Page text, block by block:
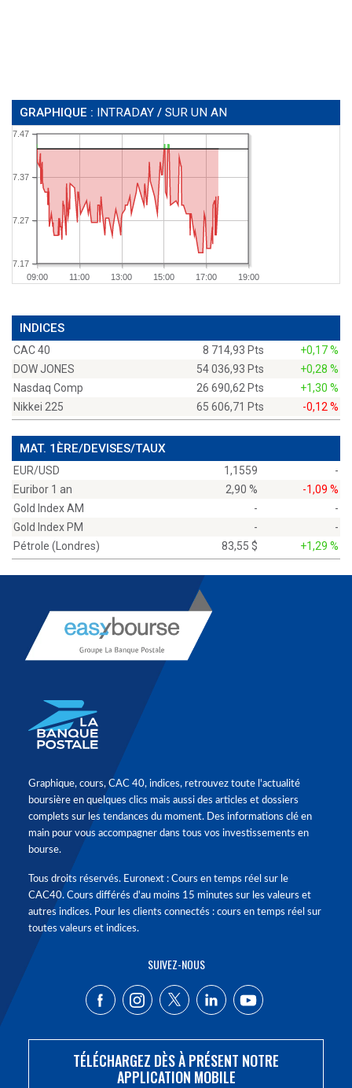
GRAPHIQUE : INTRADAY / SUR UN AN
09:00 11:00 13:00 15:00 17:00 19:00
7.17
7.27
7.37
7.47
INDICES
CAC 40 8 714,93 Pts
+0,17 %
DOW JONES
54 036,93 Pts
+0,28 %
Nasdaq Comp
26 690,62 Pts
+1,30 %
Nikkei 225
65 606,71 Pts -0,12 %
MAT. 1ÈRE/DEVISES/TAUX
EUR/USD 1,1559
-
Euribor 1 an
2,90 %
-1,09 %
Gold Index AM
-
-
Gold Index PM
-
-
Pétrole (Londres)
83,55 $ +1,29 %
Graphique, cours, CAC 40, indices, retrouvez toute l'actualité
boursière en quelques clics mais aussi des articles et dossiers
complets sur les tendances du moment. Des informations clé en
main pour vous accompagner dans tous vos investissements en
bourse.
Tous droits réservés. Euronext : Cours en temps réel sur le
CAC40. Cours différés d'au moins 15 minutes sur les valeurs et
autres indices. Pour les clients connectés : cours en temps réel sur
toutes valeurs et indices.
SUIVEZ-NOUS
TÉLÉCHARGEZ DÈS À PRÉSENT NOTRE
APPLICATION MOBILE